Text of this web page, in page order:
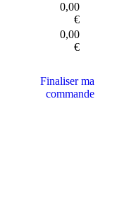
0,00
€
0,00
€
Finaliser ma
commande